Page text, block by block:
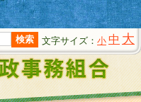
文字サイズ： 小 中 大